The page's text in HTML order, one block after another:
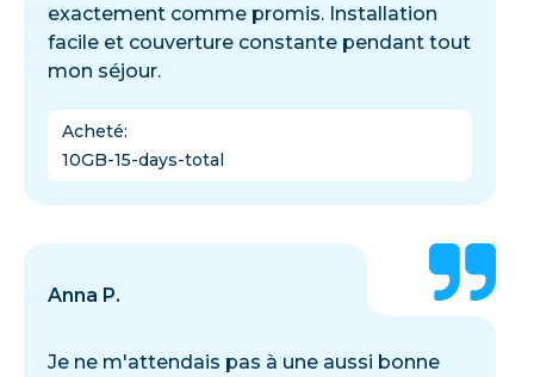
exactement comme promis. Installation
facile et couverture constante pendant tout
mon séjour.
Acheté:
10GB-15-days-total
Anna P.
Je ne m'attendais pas à une aussi bonne